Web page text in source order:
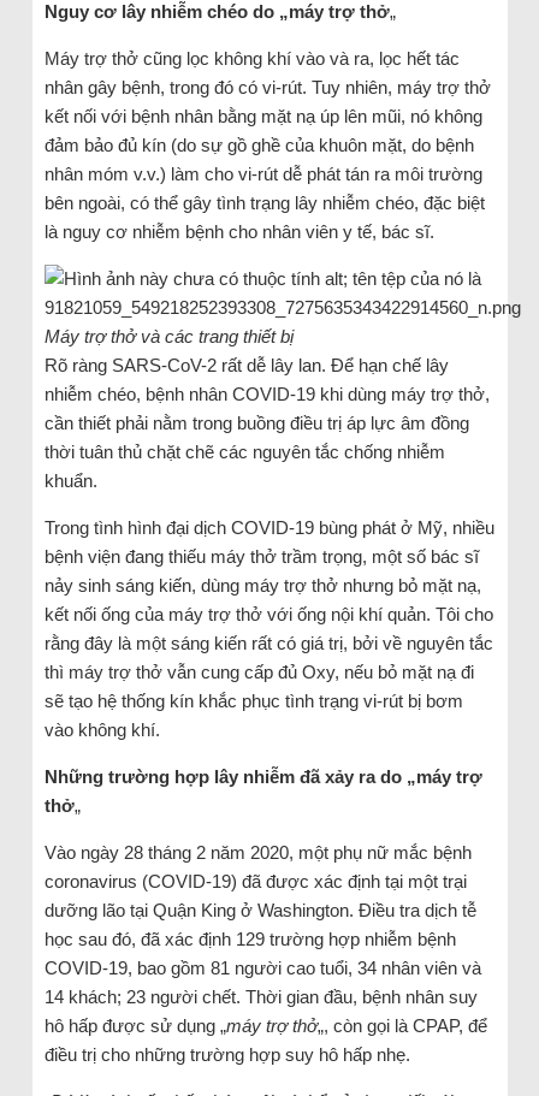
Nguy cơ lây nhiễm chéo do „máy trợ thở„
Máy trợ thở cũng lọc không khí vào và ra, lọc hết tác
nhân gây bệnh, trong đó có vi-rút. Tuy nhiên, máy trợ thở
kết nối với bệnh nhân bằng mặt nạ úp lên mũi, nó không
đảm bảo đủ kín (do sự gồ ghề của khuôn mặt, do bệnh
nhân móm v.v.) làm cho vi-rút dễ phát tán ra môi trường
bên ngoài, có thể gây tình trạng lây nhiễm chéo, đặc biệt
là nguy cơ nhiễm bệnh cho nhân viên y tế, bác sĩ.
Máy trợ thở và các trang thiết bị
Rõ ràng SARS-CoV-2 rất dễ lây lan. Để hạn chế lây
nhiễm chéo, bệnh nhân COVID-19 khi dùng máy trợ thở,
cần thiết phải nằm trong buồng điều trị áp lực âm đồng
thời tuân thủ chặt chẽ các nguyên tắc chống nhiễm
khuẩn.
Trong tình hình đại dịch COVID-19 bùng phát ở Mỹ, nhiều
bệnh viện đang thiếu máy thở trầm trọng, một số bác sĩ
nảy sinh sáng kiến, dùng máy trợ thở nhưng bỏ mặt nạ,
kết nối ống của máy trợ thở với ống nội khí quản. Tôi cho
rằng đây là một sáng kiến rất có giá trị, bởi về nguyên tắc
thì máy trợ thở vẫn cung cấp đủ Oxy, nếu bỏ mặt nạ đi
sẽ tạo hệ thống kín khắc phục tình trạng vi-rút bị bơm
vào không khí.
Những trường hợp lây nhiễm đã xảy ra do „máy trợ
thở„
Vào ngày 28 tháng 2 năm 2020, một phụ nữ mắc bệnh
coronavirus (COVID-19) đã được xác định tại một trại
dưỡng lão tại Quận King ở Washington. Điều tra dịch tễ
học sau đó, đã xác định 129 trường hợp nhiễm bệnh
COVID-19, bao gồm 81 người cao tuổi, 34 nhân viên và
14 khách; 23 người chết. Thời gian đầu, bệnh nhân suy
hô hấp được sử dụng „máy trợ thở„, còn gọi là CPAP, để
điều trị cho những trường hợp suy hô hấp nhẹ.